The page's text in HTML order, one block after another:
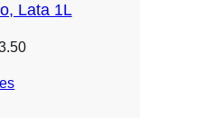
Lata 1L
Price